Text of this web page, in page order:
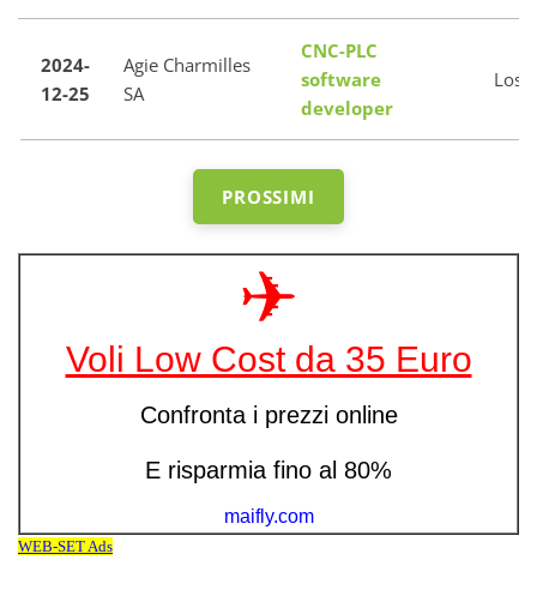
2024-
12-25
Agie Charmilles
SA
CNC-PLC
software
developer
PROSSIMI